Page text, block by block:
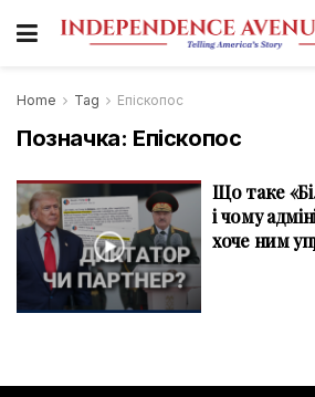
Home Tag Епіскопос
Позначка: Епіскопос
Що таке
і чому
хоче ним